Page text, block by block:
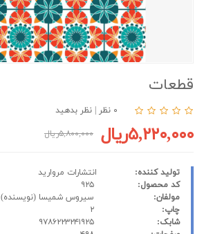
قطعات
۰ نظر نظر بدهید
۵,۲۲۰,۰۰۰ریال ۵,۸۰۰,۰۰۰ریال
تولید کننده:
انتشارات مروارید
کد محصول:
مولفان:
سیروس شمیسا (نویسنده)
چاپ:
شابک: